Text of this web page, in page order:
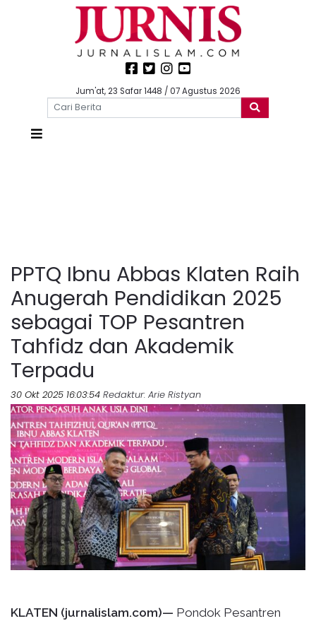
Jum'at, 23 Safar 1448 / 07 Agustus 2026
PPTQ Ibnu Abbas Klaten Raih
Anugerah Pendidikan 2025
sebagai TOP Pesantren
Tahfidz dan Akademik
Terpadu
30 Okt 2025 16:03:54 Redaktur: Arie Ristyan
KLATEN (jurnalislam.com)— Pondok Pesantren